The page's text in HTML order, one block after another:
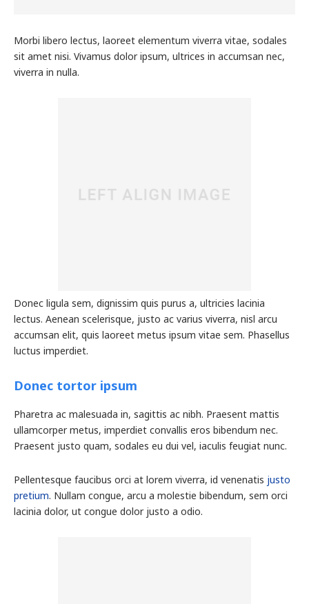
Morbi libero lectus, laoreet elementum viverra vitae, sodales
sit amet nisi. Vivamus dolor ipsum, ultrices in accumsan nec,
viverra in nulla.
Donec ligula sem, dignissim quis purus a, ultricies lacinia
lectus. Aenean scelerisque, justo ac varius viverra, nisl arcu
accumsan elit, quis laoreet metus ipsum vitae sem. Phasellus
luctus imperdiet.
Donec tortor ipsum
Pharetra ac malesuada in, sagittis ac nibh. Praesent mattis
ullamcorper metus, imperdiet convallis eros bibendum nec.
Praesent justo quam, sodales eu dui vel, iaculis feugiat nunc.
Pellentesque faucibus orci at lorem viverra, id venenatis justo
pretium. Nullam congue, arcu a molestie bibendum, sem orci
lacinia dolor, ut congue dolor justo a odio.